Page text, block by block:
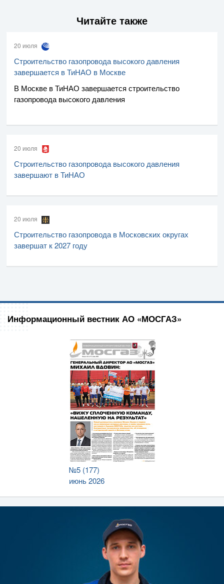
Читайте также
20 июля
Строительство газопровода высокого давления
завершается в ТиНАО в Москве
В Москве в ТиНАО завершается строительство
газопровода высокого давления
20 июля
Строительство газопровода высокого давления
завершают в ТиНАО
20 июля
Строительство газопровода в Московских округах
завершат к 2027 году
Информационный вестник АО «МОСГАЗ»
№5 (177)
июнь 2026